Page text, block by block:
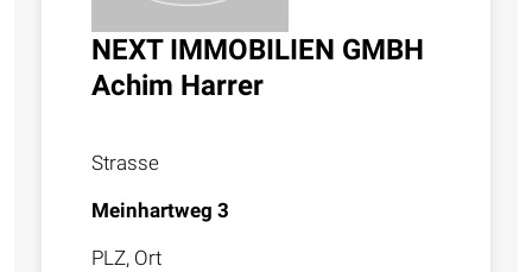
NEXT IMMOBILIEN GMBH
Achim Harrer
Strasse
Meinhartweg 3
PLZ, Ort